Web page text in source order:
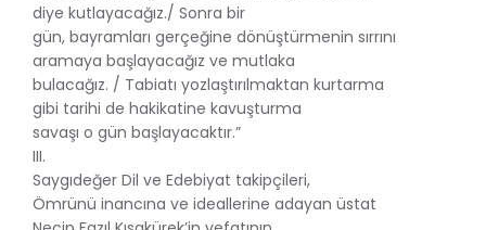
diye kutlayacağız./ Sonra bir
gün, bayramları gerçeğine dönüştürmenin sırrını
aramaya başlayacağız ve mutlaka
bulacağız. / Tabiatı yozlaştırılmaktan kurtarma
gibi tarihi de hakikatine kavuşturma
savaşı o gün başlayacaktır.”
III.
Saygıdeğer Dil ve Edebiyat takipçileri,
Ömrünü inancına ve ideallerine adayan üstat